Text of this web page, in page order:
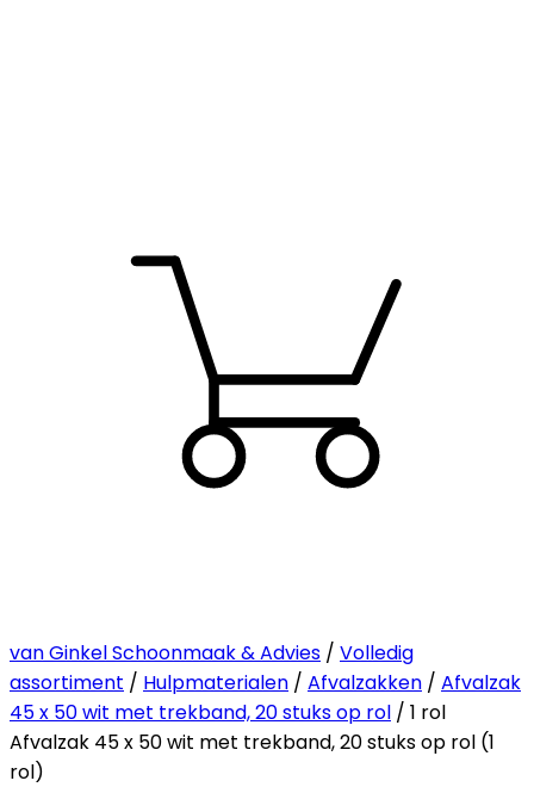
van Ginkel Schoonmaak & Advies / Volledig
assortiment / Hulpmaterialen / Afvalzakken / Afvalzak
45 x 50 wit met trekband, 20 stuks op rol / 1 rol
Afvalzak 45 x 50 wit met trekband, 20 stuks op rol (1
rol)